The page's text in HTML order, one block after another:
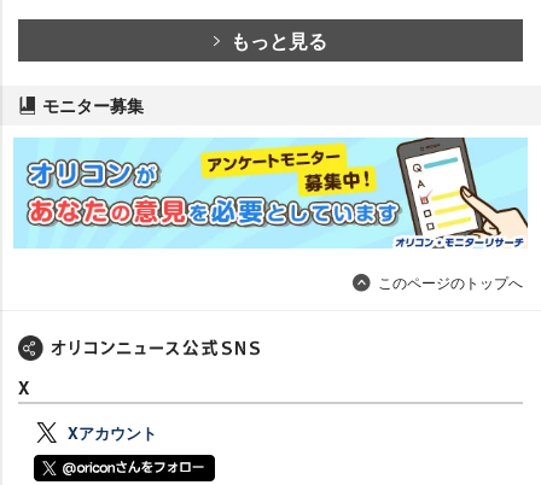
もっと見る
モニター募集
このページのトップへ
X
Xアカウント